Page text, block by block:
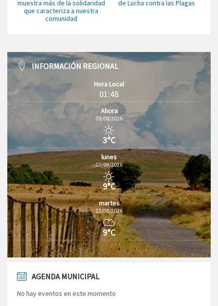
muestra más de la solidaridad
que caracteriza a nuestra
comunidad
de Lucha contra las Plagas
INFORMACIÓN REGIONAL
Hora Local
01:48
Ahora
09/08/2026
3°C
lunes
10/08/2026
9°C
martes
11/08/2026
9°C
AGENDA MUNICIPAL
No hay eventos en este momento